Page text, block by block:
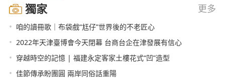
獨家 更多
• 咱的讀冊歌｜布袋戲“尪仔”世界後的不老匠心
• 2022年天津臺博會今天閉幕 台商台企在津發展有信心
• 穿越時空的記憶 | 福建永定客家土樓花式“凹”造型
• 佳節傳承盼團圓 兩岸同俗話重陽